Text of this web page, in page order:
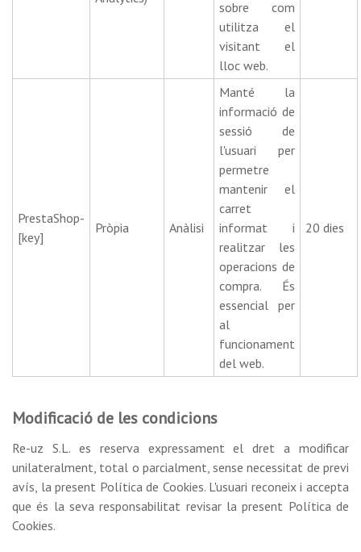
sobre com
utilitza el
visitant el
lloc web.
PrestaShop-
[key]
Pròpia Anàlisi
Manté la
informació de
sessió de
l'usuari per
permetre
mantenir el
carret
informat i
realitzar les
operacions de
compra. És
essencial per
al
funcionament
del web.
20 dies
Modificació de les condicions
Re-uz S.L. es reserva expressament el dret a modificar
unilateralment, total o parcialment, sense necessitat de previ
avís, la present Política de Cookies. L'usuari reconeix i accepta
que és la seva responsabilitat revisar la present Política de
Cookies.